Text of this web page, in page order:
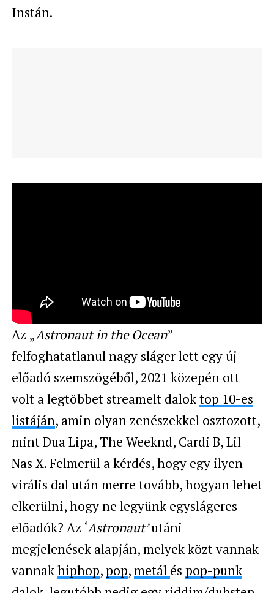
Instán.
Az „Astronaut in the Ocean”
felfoghatatlanul nagy sláger lett egy új
előadó szemszögéből, 2021 közepén ott
volt a legtöbbet streamelt daloktop 10-es
listáján, amin olyan zenészekkel osztozott,
mint Dua Lipa, The Weeknd, Cardi B, Lil
Nas X. Felmerül a kérdés, hogy egy ilyen
virális dal után merre tovább, hogyan lehet
elkerülni, hogy ne legyünk egyslágeres
előadók? Az ‘Astronaut’utáni
megjelenések alapján, melyek közt vannak
vannakhiphop,pop,metál és pop-punk